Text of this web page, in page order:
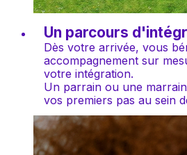
Un parcours
Dès votre arrivée, vous
accompagnement sur
votre intégration.
Un parrain ou une
vos premiers pas au sein